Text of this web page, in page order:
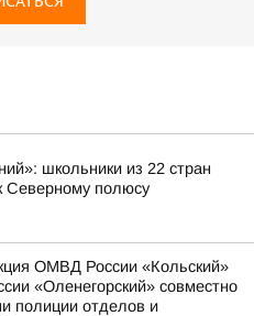
школьники из 22 стран
Северному полюсу
ОМВД России «Кольский»
«Оленегорский» совместно
полиции отделов и